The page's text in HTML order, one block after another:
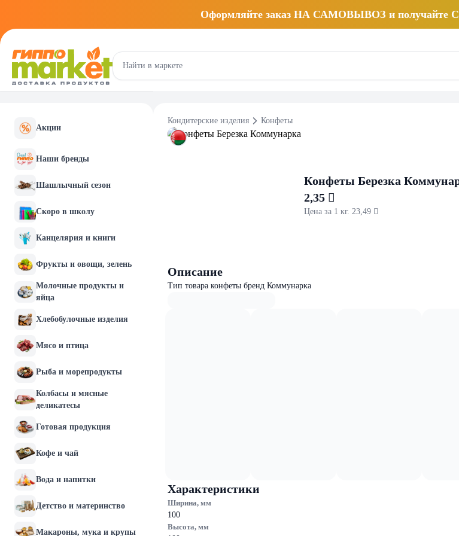
Оформляйте заказ НА САМОВЫВОЗ и получайте
Акции
Наши бренды
Шашлычный сезон
Скоро в школу
Канцелярия и книги
Фрукты и овощи, зелень
Молочные продукты и
яйца
Хлебобулочные изделия
Мясо и птица
Рыба и морепродукты
Колбасы и мясные
деликатесы
Готовая продукция
Кофе и чай
Вода и напитки
Детство и материнство
Макароны, мука и крупы
Кондитерские изделия Конфеты
Конфеты Березка
2,35 
Цена за 1 кг. 23,49 
Описание
Тип товара конфеты бренд Коммунарка
Характеристики
Ширина, мм
100
Высота, мм